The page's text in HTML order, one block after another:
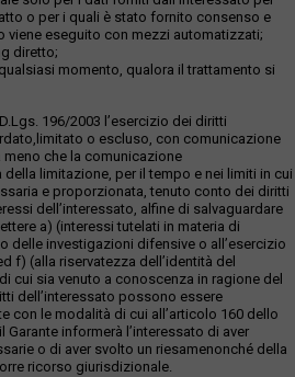
o per i quali è stato fornito consenso e
viene eseguito con mezzi automatizzati;
diretto;
momento, qualora il trattamento si
196/2003 l’esercizio dei diritti
o escluso, con comunicazione
meno che la comunicazione
limitazione, per il tempo e nei limiti in cui
e proporzionata, tenuto conto dei diritti
dell’interessato, alfine di salvaguardare
a) (interessi tutelati in materia di
delle investigazioni difensive o all’esercizio
f) (alla riservatezza dell’identità del
cui sia venuto a conoscenza in ragione del
dell’interessato possono essere
con le modalità di cui all’articolo 160 dello
informerà l’interessato di aver
o di aver svolto un riesamenonché della
ricorso giurisdizionale.